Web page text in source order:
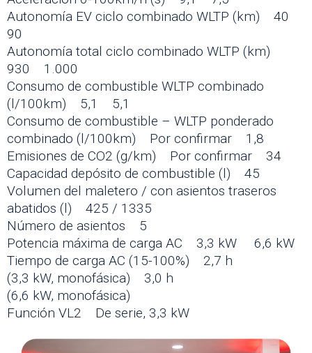
Autonomía EV ciclo combinado WLTP (km) 40
90
Autonomía total ciclo combinado WLTP (km)
930 1.000
Consumo de combustible WLTP combinado
(l/100km) 5,1 5,1
Consumo de combustible – WLTP ponderado
combinado (l/100km) Por confirmar 1,8
Emisiones de CO2 (g/km) Por confirmar 34
Capacidad depósito de combustible (l) 45
Volumen del maletero / con asientos traseros
abatidos (l) 425 / 1335
Número de asientos 5
Potencia máxima de carga AC 3,3 kW 6,6 kW
Tiempo de carga AC (15-100%) 2,7 h
(3,3 kW, monofásica) 3,0 h
(6,6 kW, monofásica)
Función VL2 De serie, 3,3 kW